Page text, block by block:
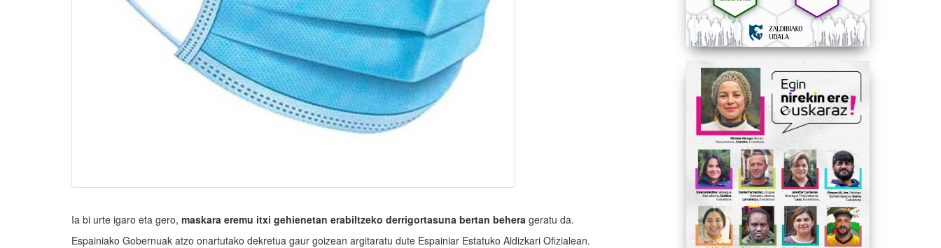
Ia bi urte igaro eta gero, maskara eremu itxi gehienetan erabiltzeko derrigortasuna bertan behera geratu da.
Espainiako Gobernuak atzo onartutako dekretua gaur goizean argitaratu dute Espainiar Estatuko Aldizkari Ofizialean.